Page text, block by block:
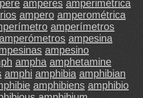
amperes amperimétrica
ampero amperométrica
amperímetros
ampesina
ampesino
ampha amphetamine
amphi amphibia amphibian
amphibiens amphibio